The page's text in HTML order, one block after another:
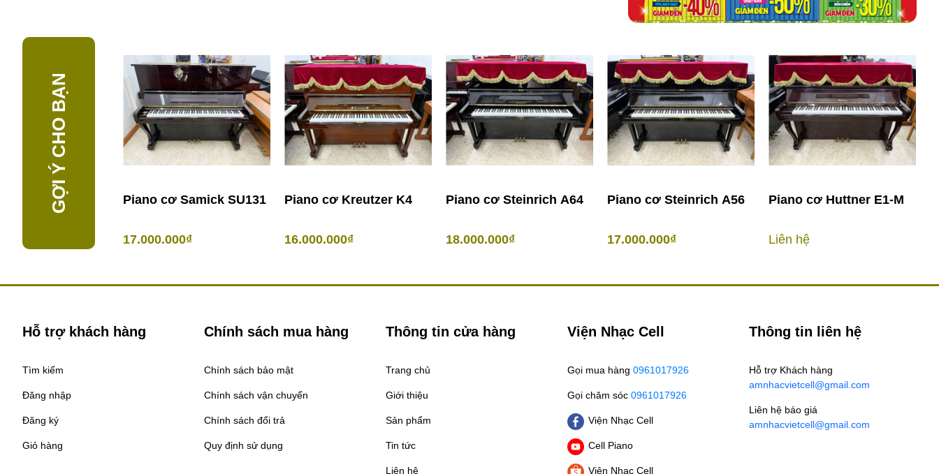
GỢI Ý CHO BẠN Piano cơ Samick SU131
17.000.000₫
Piano cơ Kreutzer K4
16.000.000₫
Piano cơ Steinrich A64
18.000.000₫
Piano cơ Steinrich A56
17.000.000₫
Piano cơ Huttner E1-M
Liên hệ
Hỗ trợ khách hàng
Tìm kiếm
Đăng nhập
Đăng ký
Giỏ hàng
Chính sách mua hàng
Chính sách bảo mật
Chính sách vận chuyển
Chính sách đổi trả
Quy định sử dụng
Thông tin cửa hàng
Trang chủ
Giới thiệu
Sản phẩm
Tin tức
Liên hệ
Viện Nhạc Cell
Gọi mua hàng 0961017926
Gọi chăm sóc 0961017926
Viện Nhạc Cell
Cell Piano
Viện Nhạc Cell
Thông tin liên hệ
Hỗ trợ Khách hàng
amnhacvietcell@gmail.com
Liên hệ báo giá
amnhacvietcell@gmail.com